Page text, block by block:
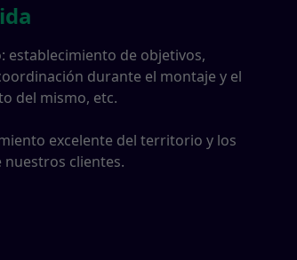
establecimiento de objetivos,
durante el montaje y el
del mismo, etc.
excelente del territorio y los
clientes.